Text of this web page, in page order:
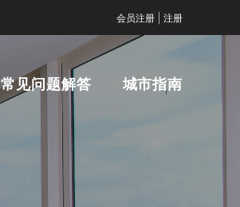
会员注册 注册
常见问题解答 城市指南